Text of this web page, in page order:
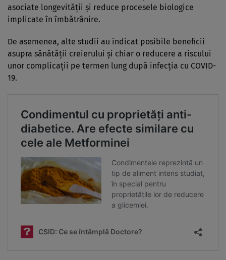
asociate longevității și reduce procesele biologice
implicate în îmbătrânire.
De asemenea, alte studii au indicat posibile beneficii
asupra sănătății creierului și chiar o reducere a riscului
unor complicații pe termen lung după infecția cu COVID-
19.